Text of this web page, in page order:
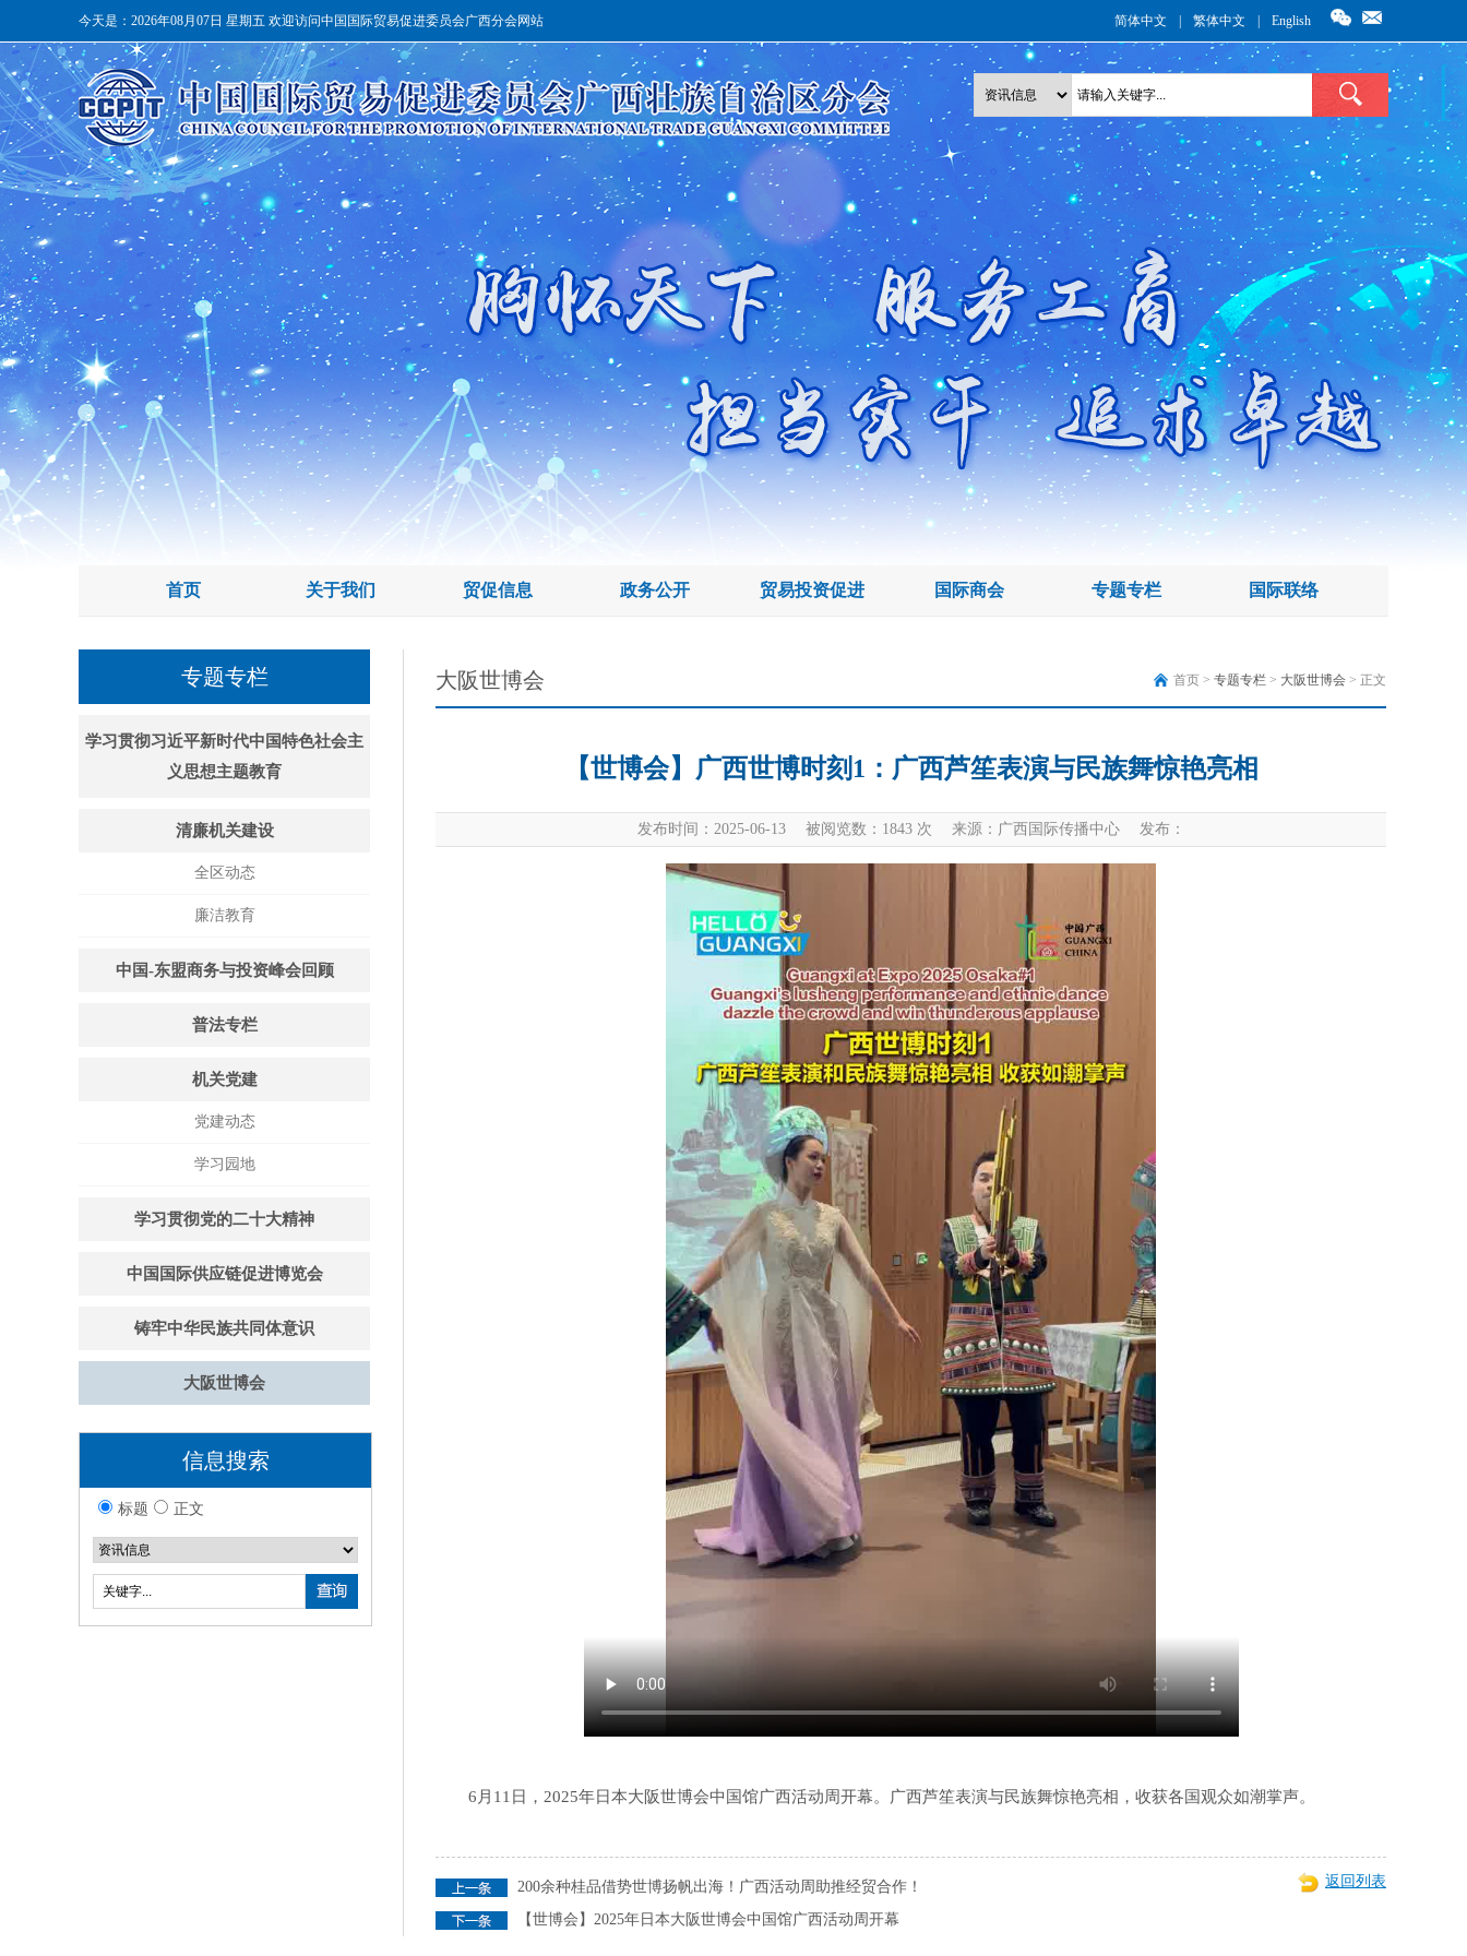
简体中文 繁体中文 English
今天是： 2026年08月07日 星期五 欢迎访问中国国际贸易促进委员会广西分会网站
首页 关于我们 贸促信息 政务公开 贸易投资促进 国际商会 专题专栏 国际联络
专题专栏
学习贯彻习近平新时代中国特色社会主
义思想主题教育
清廉机关建设
全区动态
廉洁教育
中国-东盟商务与投资峰会回顾
普法专栏
机关党建
党建动态
学习园地
学习贯彻党的二十大精神
中国国际供应链促进博览会
铸牢中华民族共同体意识
大阪世博会
信息搜索
标题 正文
首页 > 专题专栏 > 大阪世博会 > 正文
大阪世博会
【世博会】广西世博时刻1：广西芦笙表演与民族舞惊艳亮相
发布时间：2025-06-13 被阅览数： 1843次 来源：广西国际传播中心 发布：
6月11日，2025年日本大阪世博会中国馆广西活动周开幕。广西芦笙表演与民族舞惊艳亮相，收获各国观众如潮掌声。
返回列表
200余种桂品借势世博扬帆出海！广西活动周助推经贸合作！
【世博会】2025年日本大阪世博会中国馆广西活动周开幕